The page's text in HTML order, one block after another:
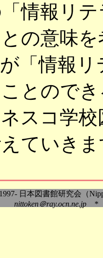
情報リ
の意味
「情報
とので
スコ学
ていき
日本図書館研究会（
nittoken＠ray.ocn.ne.jp *